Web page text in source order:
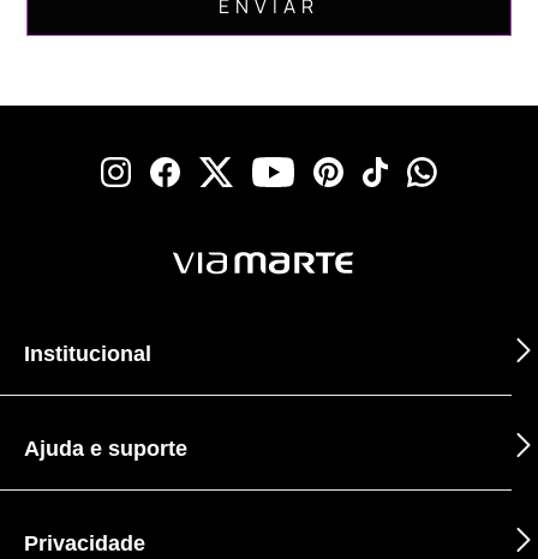
Institucional
Ajuda e suporte
Privacidade